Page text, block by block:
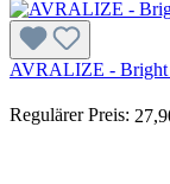
AVRALIZE - Bright
Regulärer Preis: